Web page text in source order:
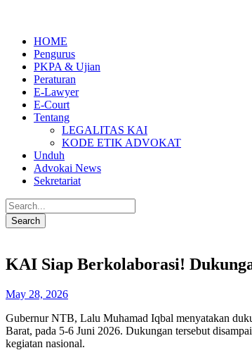
HOME
Pengurus
PKPA & Ujian
Peraturan
E-Lawyer
E-Court
Tentang
LEGALITAS KAI
KODE ETIK ADVOKAT
Unduh
Advokai News
Sekretariat
KAI Siap Berkolaborasi!
May 28, 2026
Gubernur NTB, Lalu Muhamad Iqbal menyatakan
Barat, pada 5-6 Juni 2026. Dukungan tersebut
kegiatan nasional.